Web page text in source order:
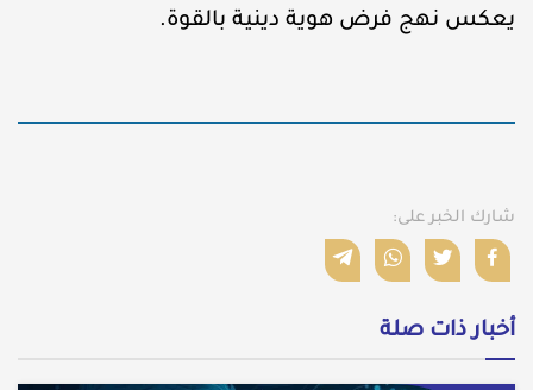
يعكس نهج فرض هوية دينية بالقوة.
شارك الخبر على:
أخبار ذات صلة